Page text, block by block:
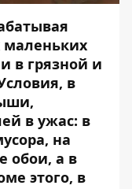
маленьких
в грязной и
в
в ужас: в
на
обои, а в
этого, в